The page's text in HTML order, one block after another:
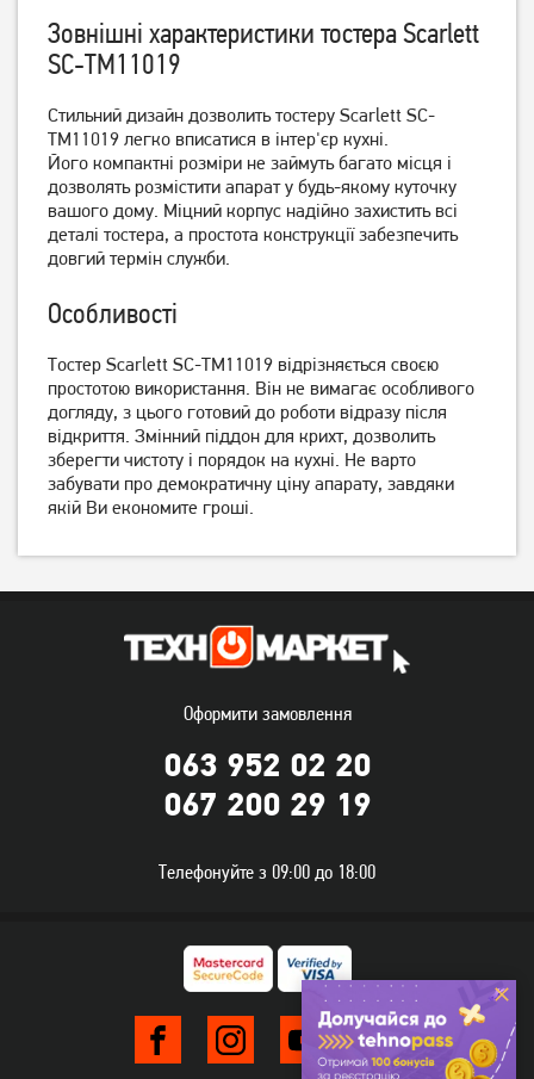
Тостер Ardesto T-
K210/1000
1 329грн
1 059грн
Тостер Ardesto T-
K301E/800 Вт
1 329грн
Тостер Esperanza Caprese
Тостер Esperanza Ciabatta
699грн
Eco Conscious Edition
Collection HD2590/00
2 279грн
1 819грн
Зовнішні характеристики тостера Scarlett
SC-TM11019
Стильний дизайн дозволить тостеру Scarlett SC-
TM11019 легко вписатися в інтер'єр кухні.
Його компактні розміри не займуть багато місця і
дозволять розмістити апарат у будь-якому куточку
вашого дому. Міцний корпус надійно захистить всі
деталі тостера, а простота конструкції забезпечить
довгий термін служби.
Особливості
Тостер Scarlett SC-TM11019 відрізняється своєю
простотою використання. Він не вимагає особливого
догляду, з цього готовий до роботи відразу після
відкриття. Змінний піддон для крихт, дозволить
зберегти чистоту і порядок на кухні. Не варто
забувати про демократичну ціну апарату, завдяки
якій Ви економите гроші.
Оформити замовлення
063 952 02 20
067 200 29 19
Телефонуйте з 09:00 до 18:00